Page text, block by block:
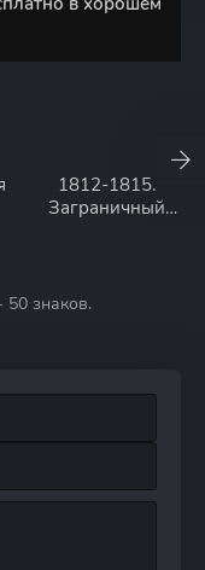
1812-1815.
Заграничный
знаков.